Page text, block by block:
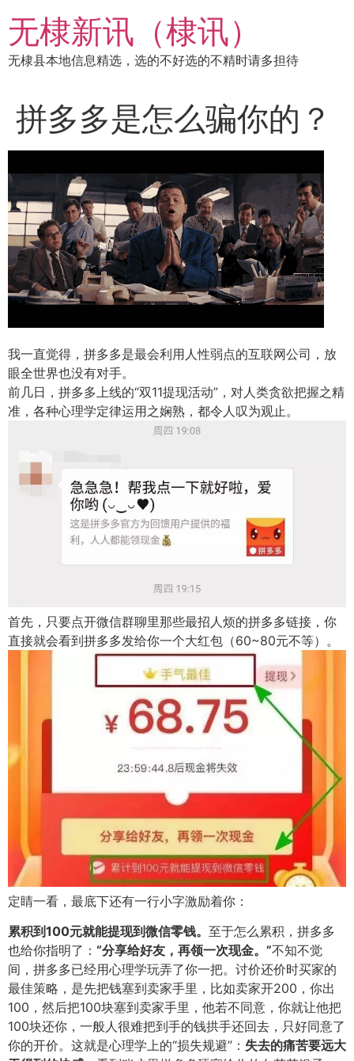
到
内
容
无棣新讯（棣讯）
无棣县本地信息精选，选的不好选的不精时请多担待
拼多多是怎么骗你的？
我一直觉得，拼多多是最会利用人性弱点的互联网公司，放
眼全世界也没有对手。
前几日，拼多多上线的“双11提现活动”，对人类贪欲把握之精
准，各种心理学定律运用之娴熟，都令人叹为观止。
首先，只要点开微信群聊里那些最招人烦的拼多多链接，你
直接就会看到拼多多发给你一个大红包（60~80元不等）。
定睛一看，最底下还有一行小字激励着你：
累积到100元就能提现到微信零钱。 至于怎么累积，拼多多
也给你指明了： “分享给好友，再领一次现金。 ”不知不觉
间，拼多多已经用心理学玩弄了你一把。 讨价还价时买家的
最佳策略，是先把钱塞到卖家手里，比如卖家开200，你出
100，然后把100块塞到卖家手里，他若不同意，你就让他把
100块还你，一般人很难把到手的钱拱手还回去，只好同意了
你的开价。这就是心理学上的“损失规避”： 失去的痛苦要远大